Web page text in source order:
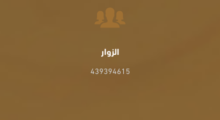
الزوار
439394615